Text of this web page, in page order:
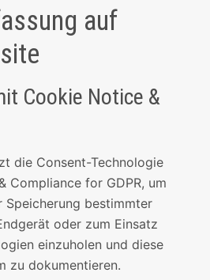
auf
Cookie Notice &
die Consent-Technologie
Compliance for GDPR, um
Speicherung bestimmter
oder zum Einsatz
einzuholen und diese
zu dokumentieren.